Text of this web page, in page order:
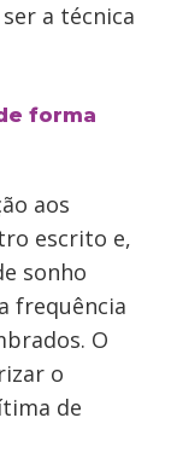
a técnica
forma
aos
escrito e,
sonho
frequência
O
o
de